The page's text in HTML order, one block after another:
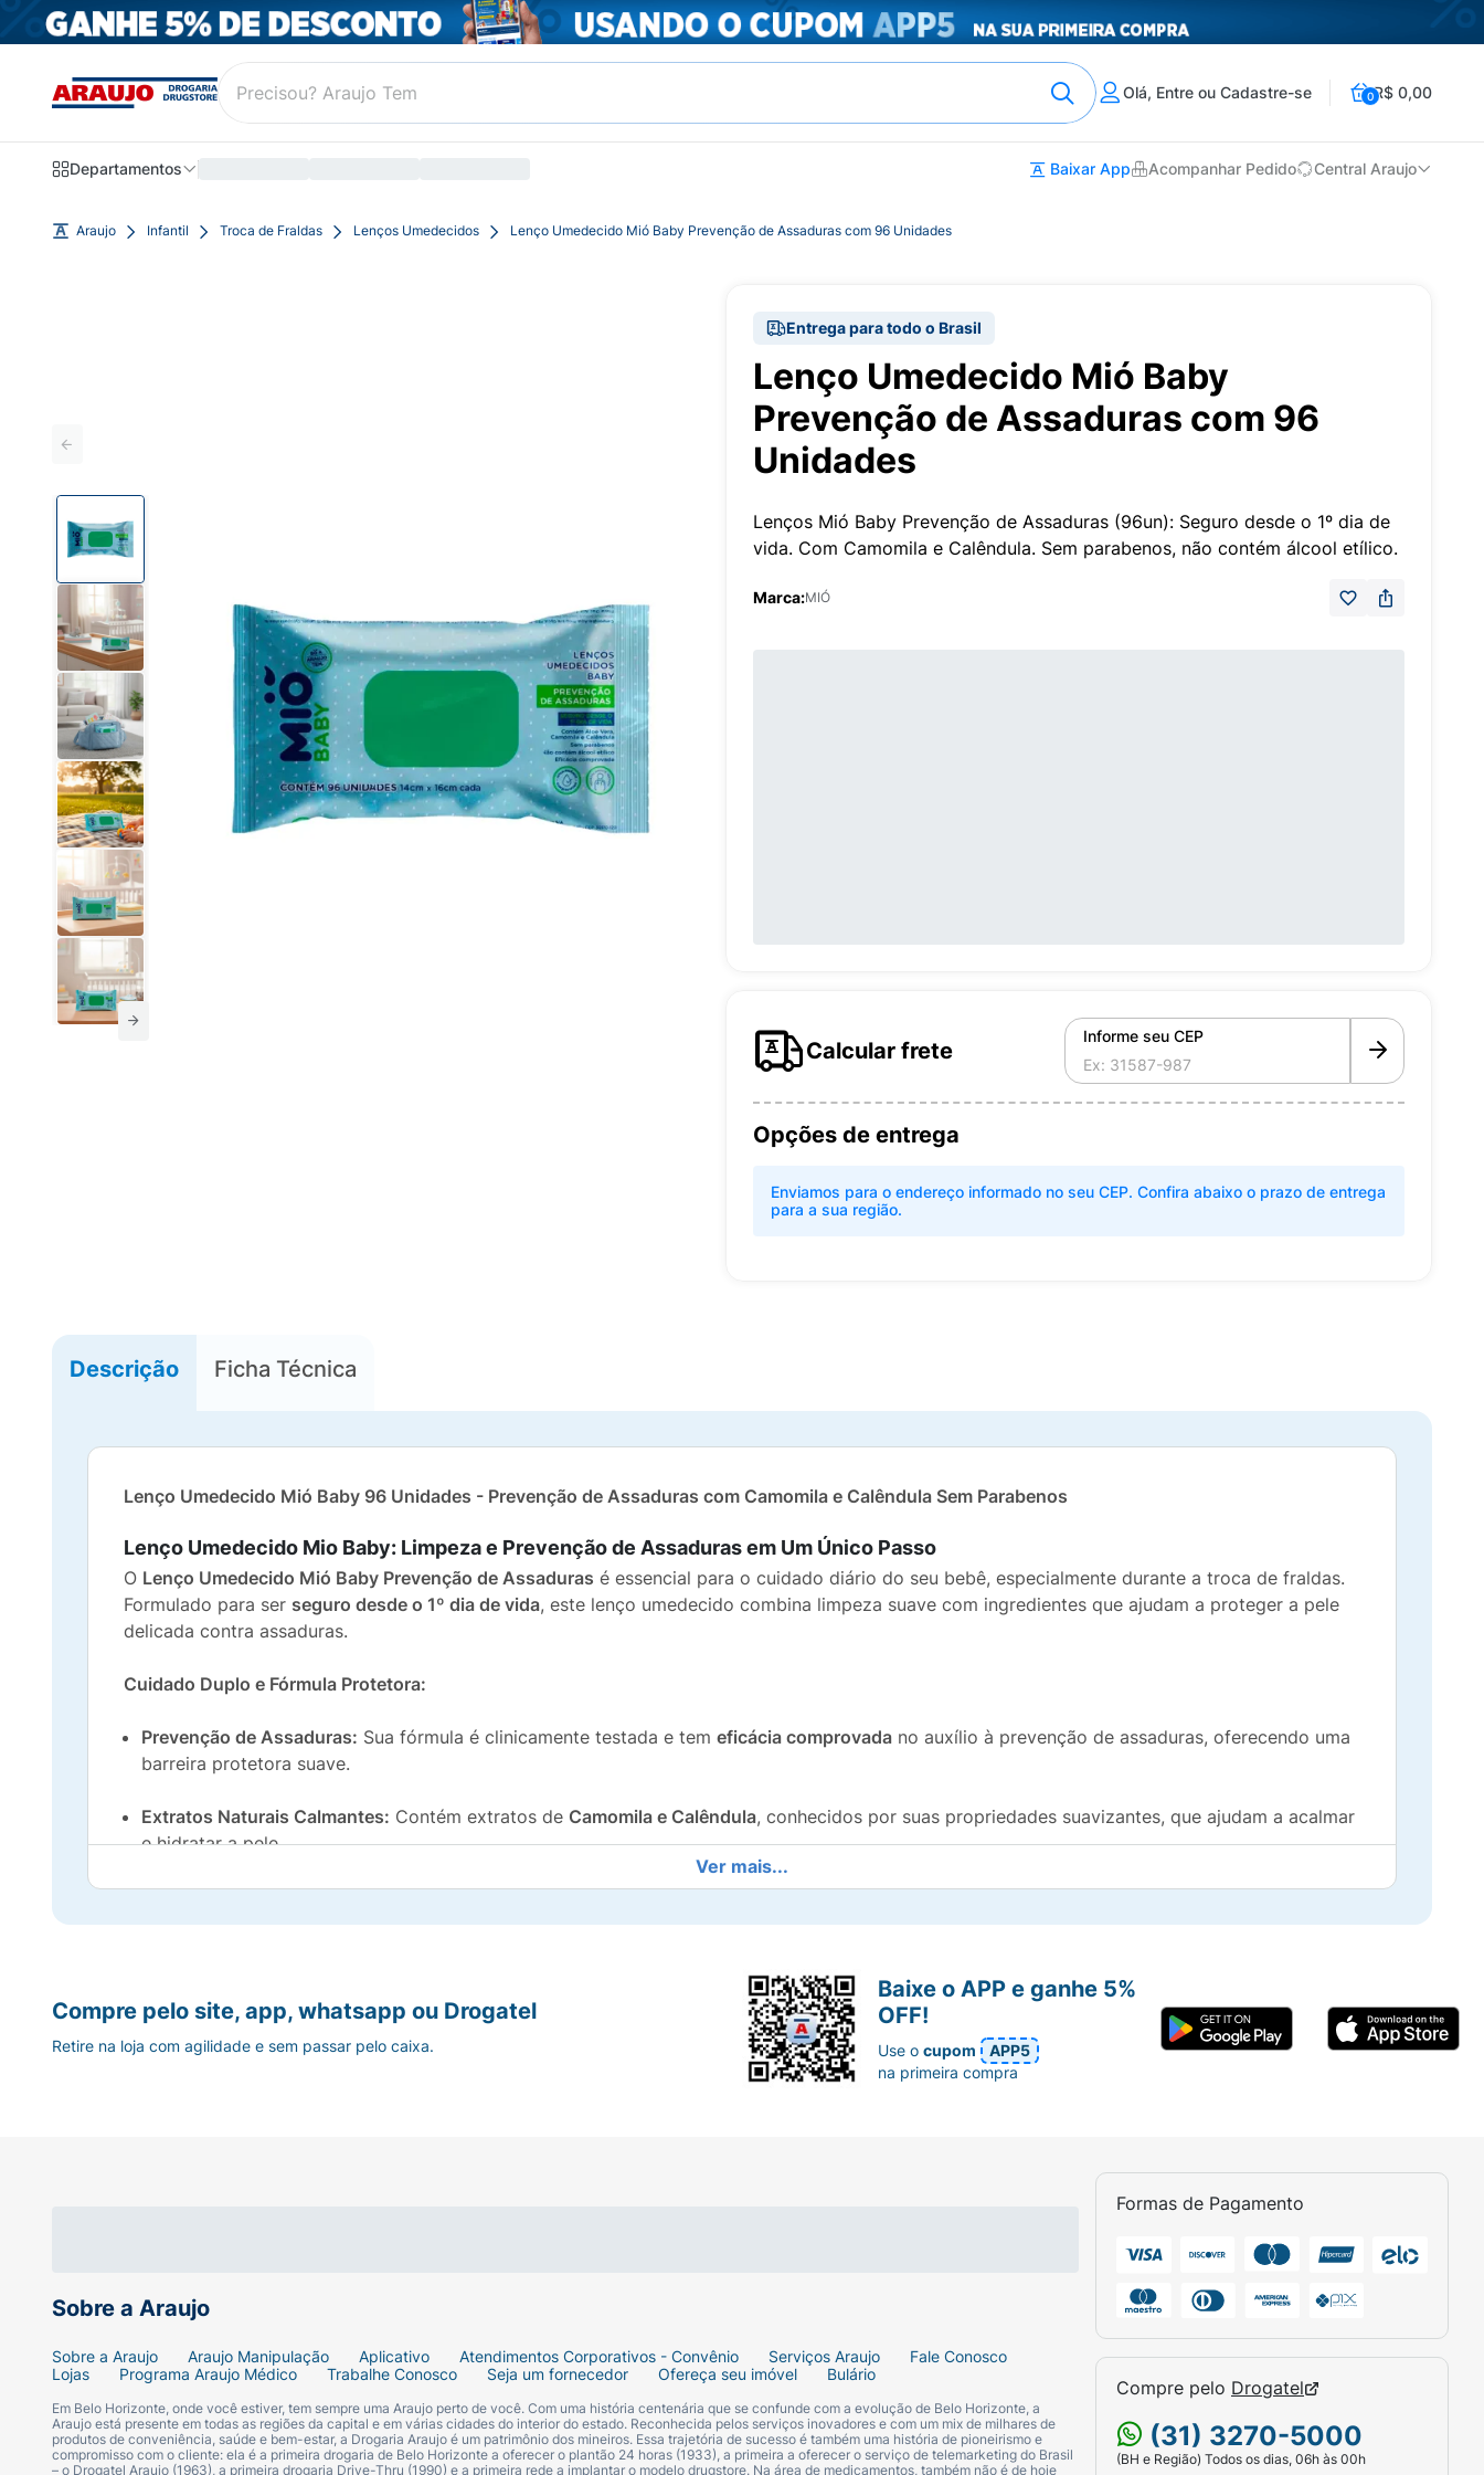
Olá, Entre ou Cadastre-se 0R$ 0,00
Departamentos Baixar App Acompanhar Pedido Central Araujo
Araujo Infantil Troca de Fraldas Lenços Umedecidos Lenço Umedecido Mió Baby Prevenção de Assaduras com 96 Unidades
Entrega para todo o Brasil
Lenço Umedecido Mió Baby
Prevenção de Assaduras com 96
Unidades
Lenços Mió Baby Prevenção de Assaduras (96un): Seguro desde o 1º dia de
vida. Com Camomila e Calêndula. Sem parabenos, não contém álcool etílico.
Marca:MIÓ
Calcular frete
Informe seu CEP
Opções de entrega
Enviamos para o endereço informado no seu CEP. Confira abaixo o prazo de entrega
para a sua região.
Descrição Ficha Técnica
Lenço Umedecido Mió Baby 96 Unidades - Prevenção de Assaduras com Camomila e Calêndula Sem Parabenos
Lenço Umedecido Mio Baby: Limpeza e Prevenção de Assaduras em Um Único Passo
O Lenço Umedecido Mió Baby Prevenção de Assaduras é essencial para o cuidado diário do seu bebê, especialmente durante a troca de fraldas.
Formulado para ser seguro desde o 1º dia de vida, este lenço umedecido combina limpeza suave com ingredientes que ajudam a proteger a pele
delicada contra assaduras.
Cuidado Duplo e Fórmula Protetora:
Prevenção de Assaduras: Sua fórmula é clinicamente testada e tem eficácia comprovada no auxílio à prevenção de assaduras, oferecendo uma
barreira protetora suave.
Extratos Naturais Calmantes: Contém extratos de Camomila e Calêndula, conhecidos por suas propriedades suavizantes, que ajudam a acalmar
e hidratar a pele.
Fórmula Livre de:É totalmenteSem Parabenosenão contém álcool etílico, o que é fundamental para evitar o ressecamento e a irritação da pele
sensível do bebê.
Tamanho Ideal: Contém 96 unidades (14cm x 16cm cada), prático para o uso em casa ou para levar em passeios.
Garanta o máximo de cuidado, limpeza e proteção contra assaduras com osLenços Umedecidos Mió Baby
Ver mais...
Sobre a Araujo
Sobre a Araujo Araujo Manipulação Aplicativo Atendimentos Corporativos - Convênio Serviços Araujo
Fale Conosco
Lojas
Programa Araujo Médico Trabalhe Conosco Seja um fornecedor Ofereça seu imóvel Bulário
Em Belo Horizonte, onde você estiver, tem sempre uma Araujo perto de você. Com uma história centenária que se confunde com a evolução de Belo Horizonte, a
Araujo está presente em todas as regiões da capital e em várias cidades do interior do estado. Reconhecida pelos serviços inovadores e com um mix de milhares de
produtos de conveniência, saúde e bem-estar, a Drogaria Araujo é um patrimônio dos mineiros. Essa trajetória de sucesso é também uma história de pioneirismo e
compromisso com o cliente: ela é a primeira drogaria de Belo Horizonte a oferecer o plantão 24 horas (1933), a primeira a oferecer o serviço de telemarketing do Brasil
– o Drogatel Araujo (1963), a primeira drogaria Drive-Thru (1990) e a primeira rede a implantar o modelo drugstore. Na área de medicamentos, também não é de hoje
Formas de Pagamento
Compre pelo Drogatel
(31) 3270-5000
(BH e Região) Todos os dias, 06h às 00h
Compre pelo site, app, whatsapp ou Drogatel
Retire na loja com agilidade e sem passar pelo caixa.
Baixe o APP e ganhe 5%
OFF!
Use ocupom
APP5
na primeira compra